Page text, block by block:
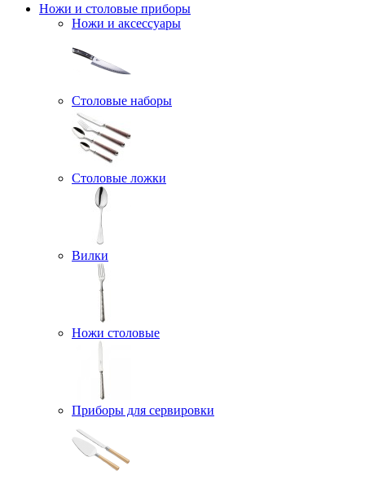
Ножи и столовые приборы
Ножи и аксессуары
Столовые наборы
Столовые ложки
Вилки
Ножи столовые
Приборы для сервировки